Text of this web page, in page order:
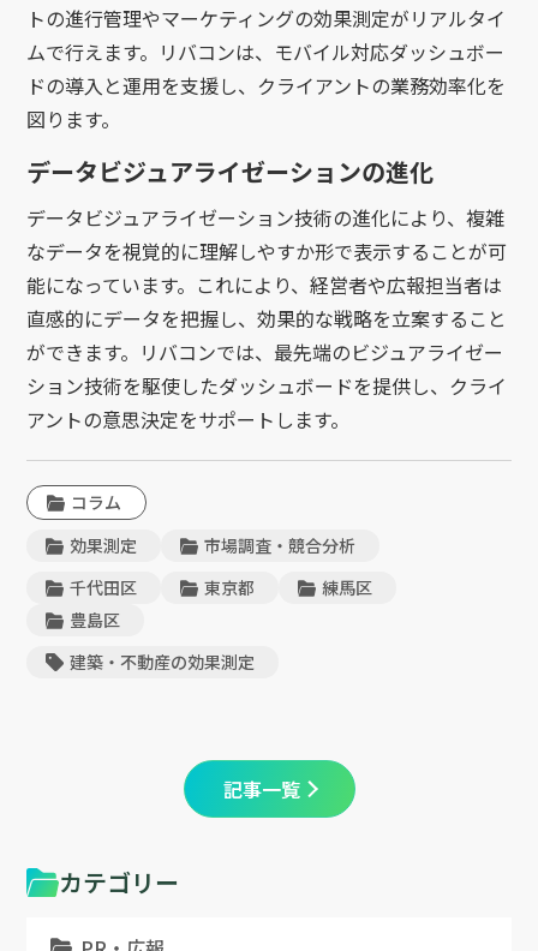
トの進行管理やマーケティングの効果測定がリアルタイ
ムで行えます。リバコンは、モバイル対応ダッシュボー
ドの導入と運用を支援し、クライアントの業務効率化を
図ります。
データビジュアライゼーションの進化
データビジュアライゼーション技術の進化により、複雑
なデータを視覚的に理解しやすか形で表示することが可
能になっています。これにより、経営者や広報担当者は
直感的にデータを把握し、効果的な戦略を立案すること
ができます。リバコンでは、最先端のビジュアライゼー
ション技術を駆使したダッシュボードを提供し、クライ
アントの意思決定をサポートします。
コラム
効果測定
市場調査・競合分析
千代田区
東京都
練馬区
豊島区
建築・不動産の効果測定
記事一覧
カテゴリー